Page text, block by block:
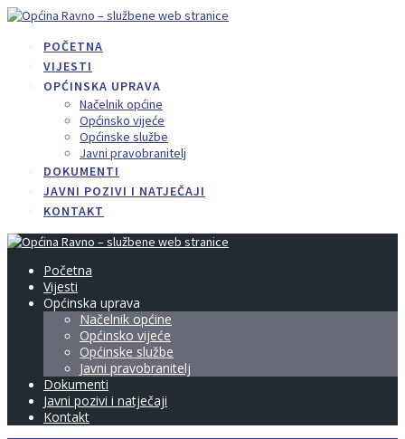
Skip
contentPOČETNA
VIJESTI
OPĆINSKA UPRAVA
Načelnik općine
Općinsko vijeće
Općinske službe
Javni pravobranitelj
DOKUMENTI
JAVNI POZIVI I NATJEČAJI
KONTAKT
Početna
Vijesti
Općinska uprava
Načelnik općine
Općinsko vijeće
Općinske službe
Javni pravobranitelj
Dokumenti
Javni pozivi i natječaji
Kontakt